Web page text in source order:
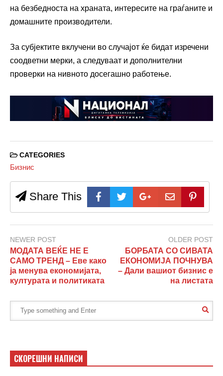
на безбедноста на храната, интересите на граѓаните и
домашните производители.
За субјектите вклучени во случајот ќе бидат изречени
соодветни мерки, а следуваат и дополнителни
проверки на нивното досегашно работење.
CATEGORIES
Бизнис
Share This
NEWER POST
МОДАТА ВЕЌЕ НЕ Е
САМО ТРЕНД – Еве како
ја менува економијата,
културата и политиката
OLDER POST
БОРБАТА СО СИВАТА
ЕКОНОМИЈА ПОЧНУВА
– Дали вашиот бизнис е
на листата
СКОРЕШНИ НАПИСИ